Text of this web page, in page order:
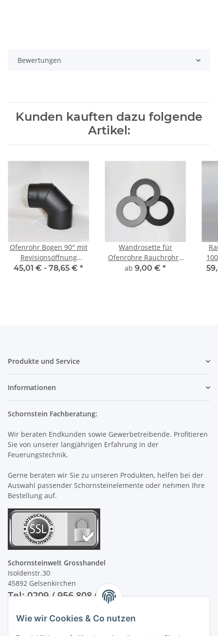
Bewertungen
Kunden kauften dazu folgende
Artikel:
Ofenrohr Bogen 90° mit
Revisionsöffnung
SENOTHERM lack
45,01 € - 78,65 € *
Wandrosette für
Ofenrohre Rauchrohre
Senotherm lackiert
ab 9,00 € *
Produkte und Service
Informationen
Schornstein Fachberatung:
Wir beraten Endkunden sowie Gewerbetreibende. Profitieren
Sie von unserer langjährigen Erfahrung in der
Feuerungstechnik.
Gerne beraten wir Sie zu unseren Produkten, helfen bei der
Auswahl passender Schornsteinelemente oder nehmen Ihre
Bestellung auf.
Schornsteinwelt Grosshandel
Isoldenstr.30
45892 Gelsenkirchen
Tel: 0209 / 956 808 60
Unsere Zahlungsarten
Wie wir Cookies & Co nutzen